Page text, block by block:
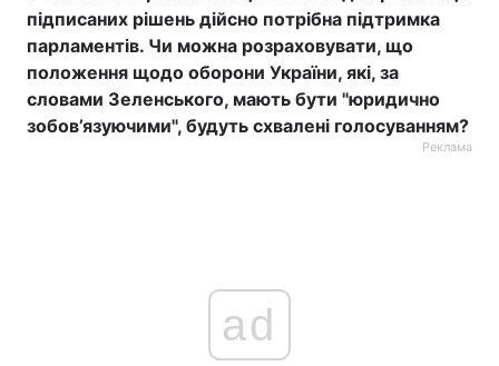
підписаних рішень дійсно потрібна підтримка
парламентів. Чи можна розраховувати, що
положення щодо оборони України, які, за
словами Зеленського, мають бути "юридично
зобов’язуючими", будуть схвалені голосуванням?
Реклама
ad